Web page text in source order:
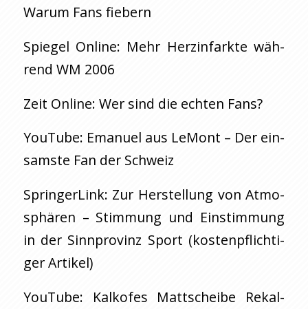
Warum Fans fie­bern
Spie­gel On­line: Mehr Herz­in­fark­te wäh­
rend WM 2006
Zeit On­line: Wer sind die ech­ten Fans?
YouTube: Ema­nu­el aus Le­Mont – Der ein­
sams­te Fan der Schweiz
Sprin­ger­Link: Zur Her­stel­lung von At­mo­
sphä­ren – Stim­mung und Ein­stim­mung
in der Sinn­pro­vinz Sport (kos­ten­pflich­ti­
ger Ar­ti­kel)
YouTube: Kalk­ofes Matt­schei­be Re­kal­